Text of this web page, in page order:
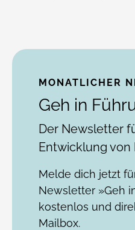
MONATLICHER
Geh in
Der Newsletter
Entwicklung
Melde dich jetzt
Newsletter »Geh
kostenlos und
Mailbox.